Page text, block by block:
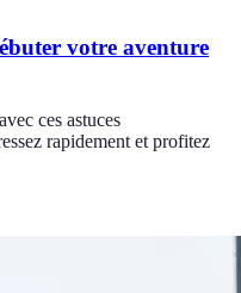
votre aventure
ces astuces
rapidement et profitez